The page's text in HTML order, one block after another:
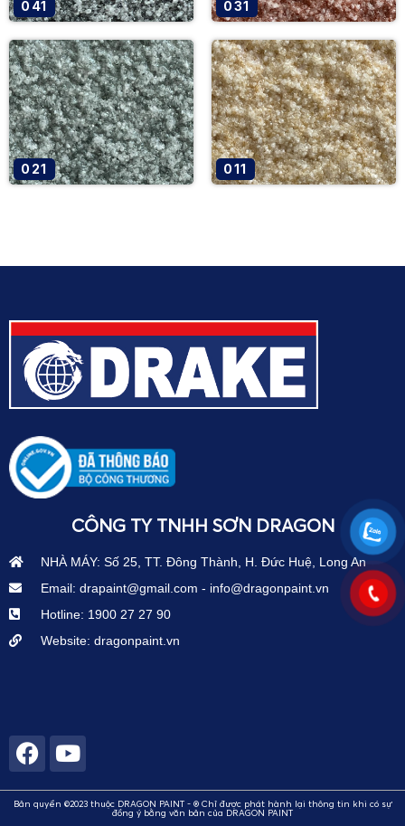
041 031
021 011
CÔNG TY TNHH SƠN DRAGON
NHÀ MÁY: Số 25, TT. Đông Thành, H. Đức Huệ, Long An
Email: drapaint@gmail.com - info@dragonpaint.vn
Hotline: 1900 27 27 90
Website: dragonpaint.vn
Bản quyền ©2023 thuộc DRAGON PAINT - ® Chỉ được phát hành lại thông tin khi có sự
đồng ý bằng văn bản của DRAGON PAINT